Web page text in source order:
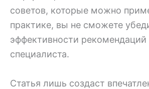
советов, которые можно
практике, вы не сможете
эффективности рекомендаций
специалиста.
Статья лишь создаст